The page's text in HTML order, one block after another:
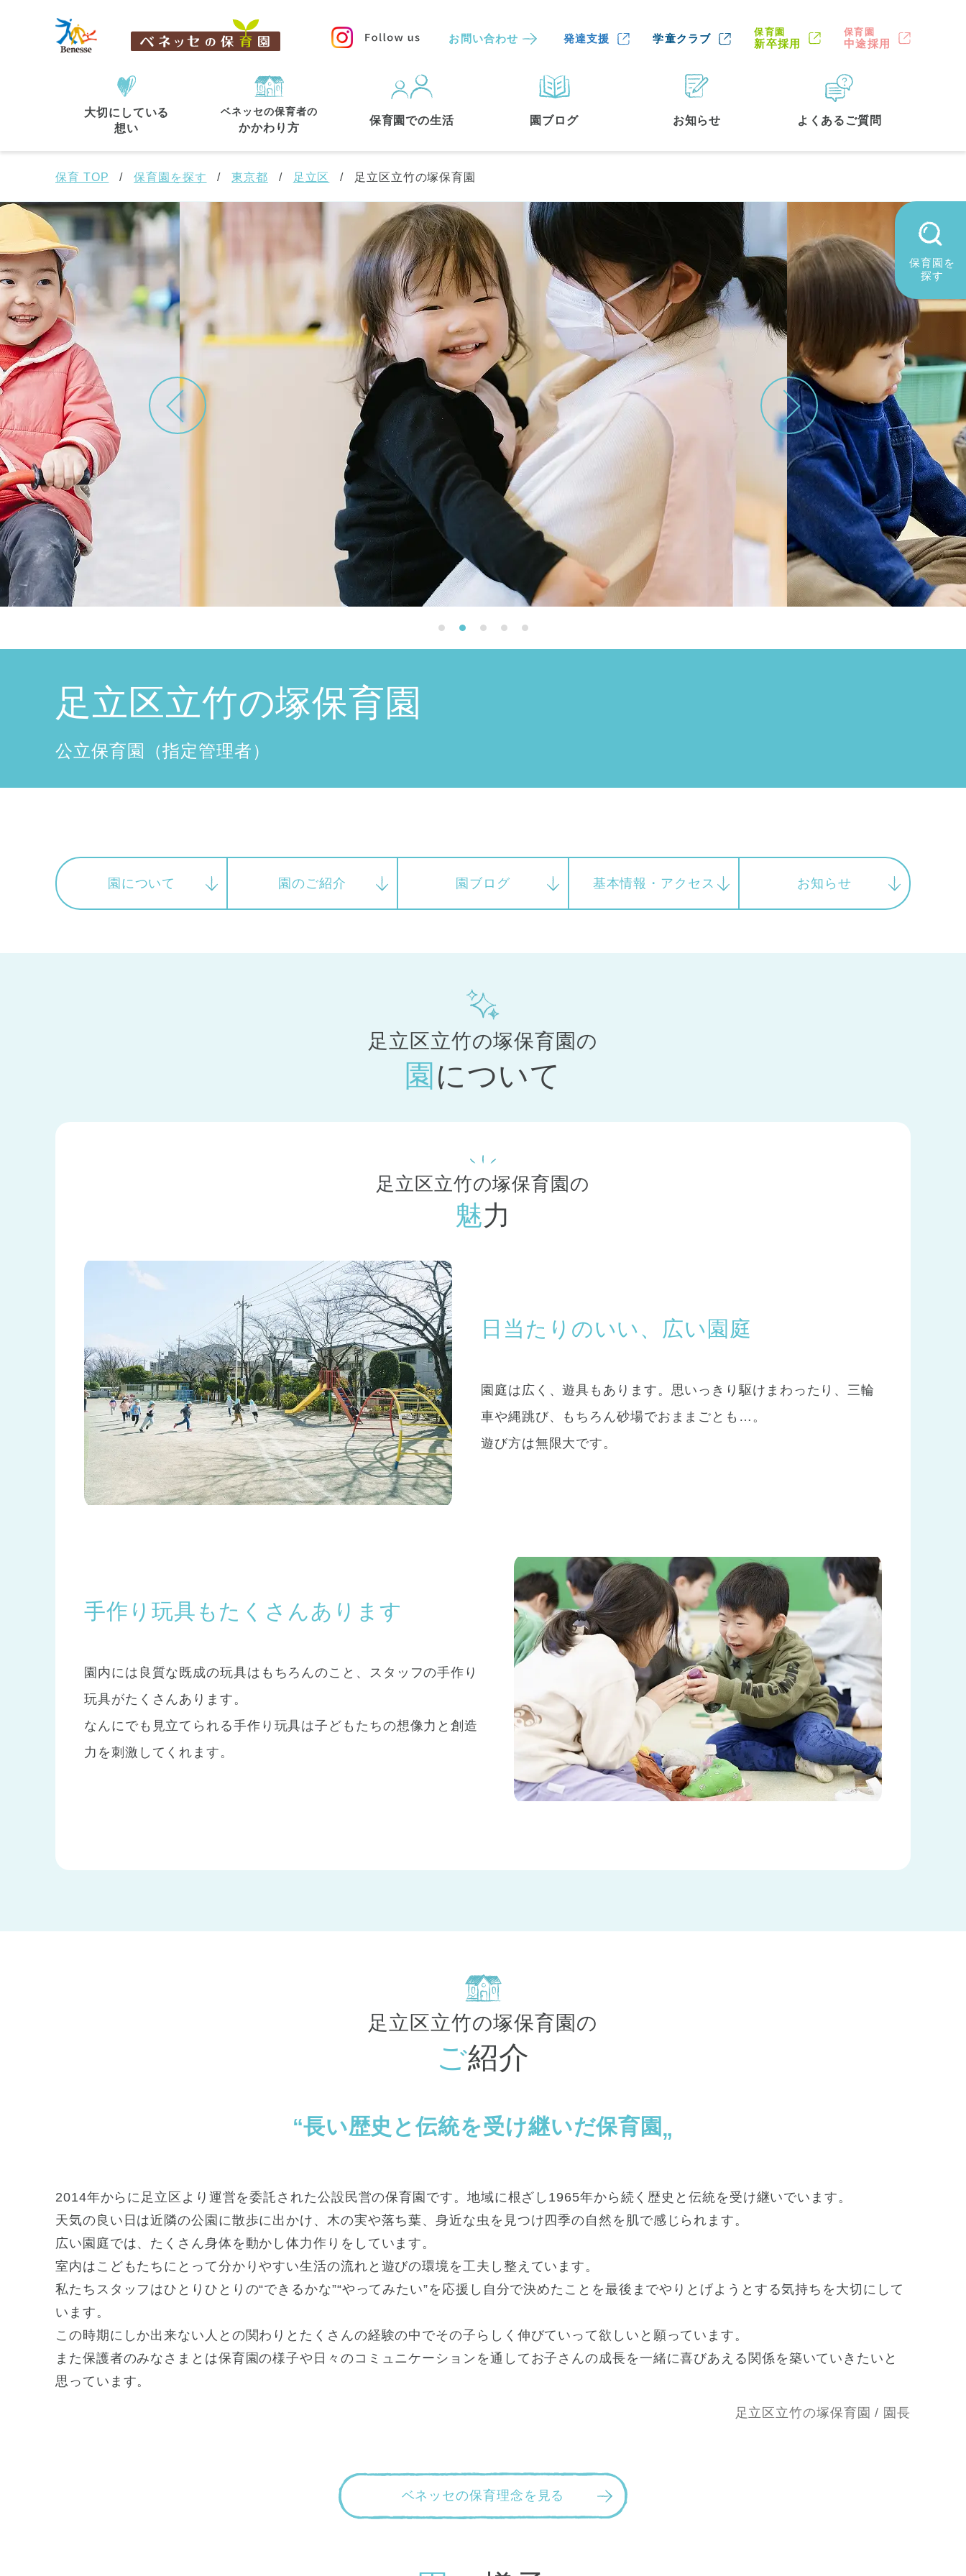
お問い合わせ 発達支援 学童クラブ
保育園
新卒採用
保育園
中途採用
大切にしている
想い
ベネッセの保育者の
かかわり方
保育園での生活 園ブログ お知らせ よくあるご質問
保育園を
探す
保育園 を探す
住所・駅名 から探す
都道府県から探す
東京都 東京都 全域 中央区(3) 港区(1) 文京区(3) 墨田区 (2) 品川区
大田区(4) 世田谷区 (1) 渋谷区 (2) 杉並区(3) 板橋区
練馬区 (7) 足立区(1) 葛飾区(1) 調布市(1)
国分寺市 狛江市 (1) 北区 千代田区 豊島区(2)
江東区 町田市 江戸川区
神奈川県 横浜市 (11) 川崎市 (3)
千葉県 浦安市(1)
埼玉県 朝霞市
兵庫県 兵庫県 全域(2) 神戸市(1) 芦屋市(1)
保育 TOP 保育園を探す 東京都 足立区 足立区立竹の塚保育園
足立区立竹の塚保育園
公立保育園（指定管理者）
園について 園のご紹介 園ブログ 基本情報・ アクセス お知らせ
足立区立竹の塚保育園の
園について
足立区立竹の塚保育園の
魅力
日当たりのいい、広い園庭
園庭は広く、遊具もあります。思いっきり駆けまわったり、三輪
車や縄跳び、もちろん砂場でおままごとも…。
遊び方は無限大です。
手作り玩具もたくさんあります
園内には良質な既成の玩具はもちろんのこと、スタッフの手作り
玩具がたくさんあります。
なんにでも見立てられる手作り玩具は子どもたちの想像力と創造
力を刺激してくれます。
足立区立竹の塚保育園の
ご紹介
長い歴史と伝統を受け継いだ保育園
2014年からに足立区より運営を委託された公設民営の保育園です。地域に根ざし1965年から続く歴史と伝統を受け継いでいます。
天気の良い日は近隣の公園に散歩に出かけ、木の実や落ち葉、身近な虫を見つけ四季の自然を肌で感じられます。
広い園庭では、たくさん身体を動かし体力作りをしています。
室内はこどもたちにとって分かりやすい生活の流れと遊びの環境を工夫し整えています。
私たちスタッフはひとりひとりの“できるかな”“やってみたい”を応援し自分で決めたことを最後までやりとげようとする気持ちを大切にして
います。
この時期にしか出来ない人との関わりとたくさんの経験の中でその子らしく伸びていって欲しいと願っています。
また保護者のみなさまとは保育園の様子や日々のコミュニケーションを通してお子さんの成長を一緒に喜びあえる関係を築いていきたいと
思っています。
足立区立竹の塚保育園 / 園長
ベネッセの保育理念を見る